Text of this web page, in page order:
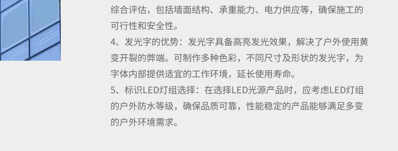
综合评估，包括墙面结构、承重能力、电力供应等，确保施工的
可行性和安全性。
4、发光字的优势：发光字具备高亮发光效果，解决了户外使用黄
变开裂的弊端。可制作多种色彩，不同尺寸及形状的发光字，为
字体内部提供适宜的工作环境，延长使用寿命。
5、标识LED灯组选择：在选择LED光源产品时，应考虑LED灯组
的户外防水等级，确保品质可靠，性能稳定的产品能够满足多变
的户外环境需求。